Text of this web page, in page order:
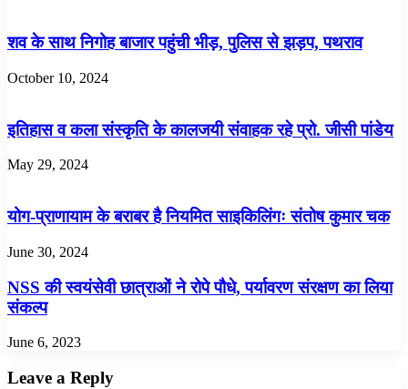
शव के साथ निगोह बाजार पहुंची भीड़, पुलिस से झड़प, पथराव
October 10, 2024
इतिहास व कला संस्कृति के कालजयी संवाहक रहे प्रो. जीसी पांडेय
May 29, 2024
योग-प्राणायाम के बराबर है नियमित साइकिलिंगः संतोष कुमार चक
June 30, 2024
NSS की स्वयंसेवी छात्राओं ने रोपे पौधे, पर्यावरण संरक्षण का लिया
संकल्प
June 6, 2023
Leave a Reply